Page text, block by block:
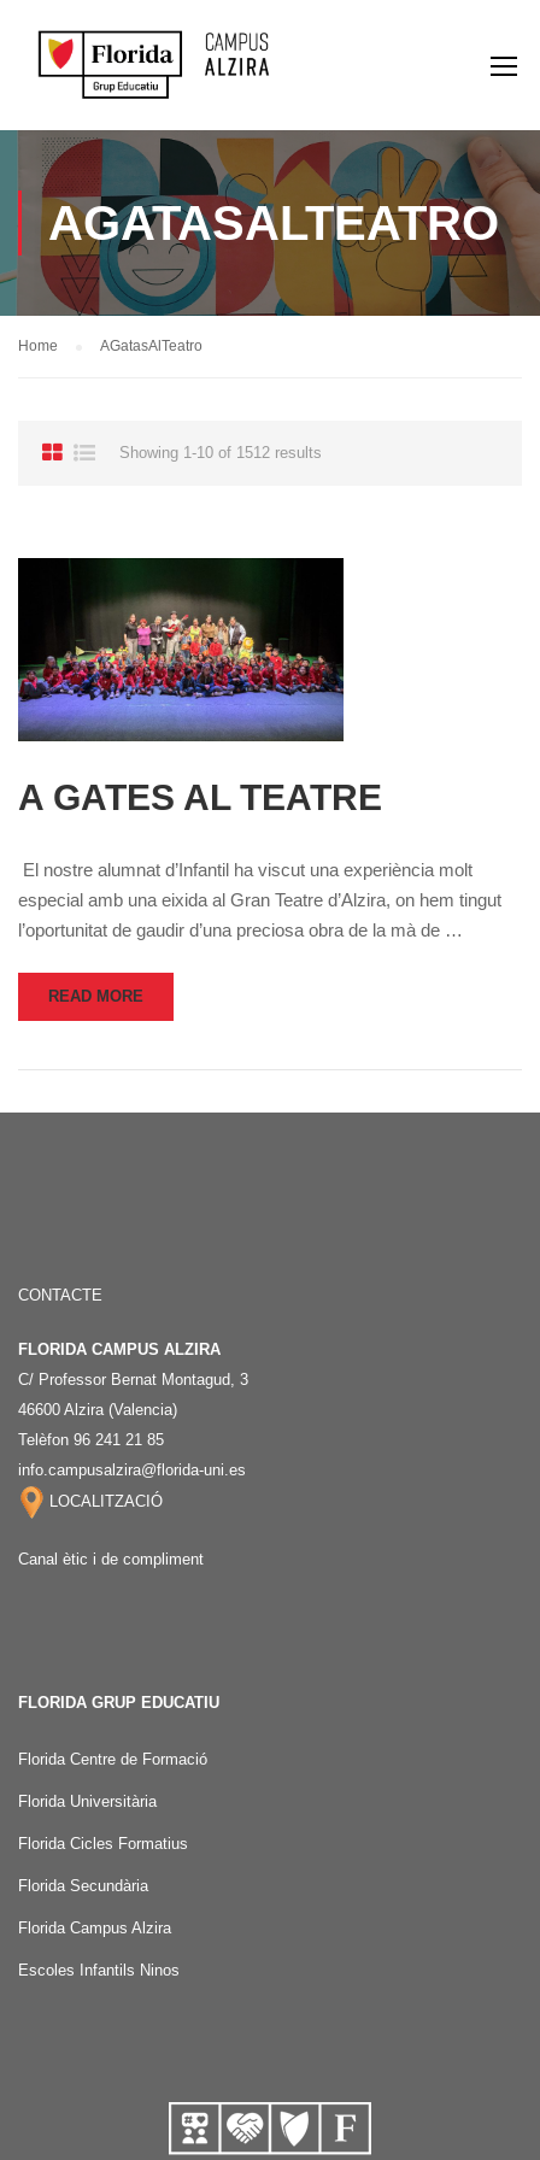
AGATASALTEATRO
Home AGatasAlTeatro
Showing 1-10 of 1512 results
A GATES AL TEATRE
El nostre alumnat d’Infantil ha viscut una experiència molt
especial amb una eixida al Gran Teatre d’Alzira, on hem tingut
l’oportunitat de gaudir d’una preciosa obra de la mà de …
READ MORE
CONTACTE
FLORIDA CAMPUS ALZIRA
C/ Professor Bernat Montagud, 3
46600 Alzira (Valencia)
Telèfon 96 241 21 85
info.campusalzira@florida-uni.es
LOCALITZACIÓ
Canal ètic i de compliment
FLORIDA GRUP EDUCATIU
Florida Centre de Formació
Florida Universitària
Florida Cicles Formatius
Florida Secundària
Florida Campus Alzira
Escoles Infantils Ninos